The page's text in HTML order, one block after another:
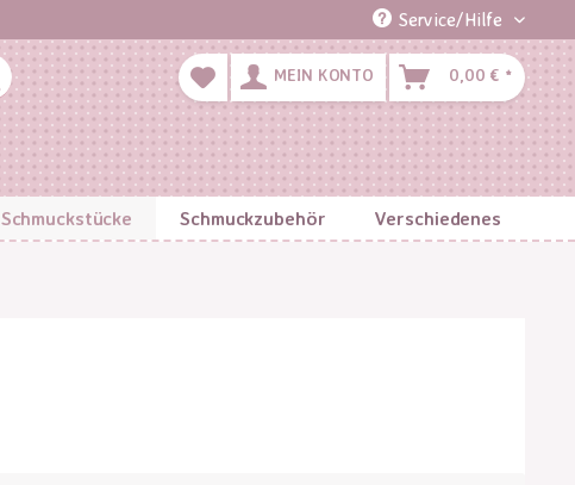
Service/Hilfe
MEIN KONTO 0,00 € *
Schmuckstücke Schmuckzubehör Verschiedenes